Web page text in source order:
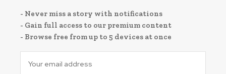
- Never miss a story with notifications
- Gain full access to our premium content
- Browse free from up to 5 devices at once